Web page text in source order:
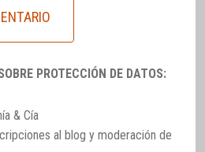
PROTECCIÓN DE DATOS:
& Cía
al blog y moderación de